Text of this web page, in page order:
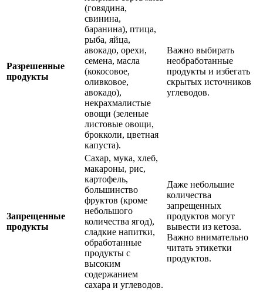
Разрешенные
продукты
(говядина,
свинина,
баранина), птица,
рыба, яйца,
авокадо, орехи,
семена, масла
(кокосовое,
оливковое,
авокадо),
некрахмалистые
овощи (зеленые
листовые овощи,
брокколи, цветная
капуста).
Важно выбирать
необработанные
продукты и избегать
скрытых источников
углеводов.
Запрещенные
продукты
Сахар, мука, хлеб,
макароны, рис,
картофель,
большинство
фруктов (кроме
небольшого
количества ягод),
сладкие напитки,
обработанные
продукты с
высоким
содержанием
сахара и углеводов.
Даже небольшие
количества
запрещенных
продуктов могут
вывести из кетоза.
Важно внимательно
читать этикетки
продуктов.